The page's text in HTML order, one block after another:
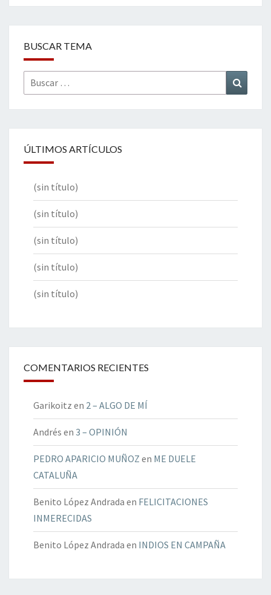
BUSCAR TEMA
Buscar
por:
ÚLTIMOS ARTÍCULOS
(sin título)
(sin título)
(sin título)
(sin título)
(sin título)
COMENTARIOS RECIENTES
Garikoitz en 2 – ALGO DE MÍ
Andrés en 3 – OPINIÓN
PEDRO APARICIO MUÑOZ en ME DUELE
CATALUÑA
Benito López Andrada en FELICITACIONES
INMERECIDAS
Benito López Andrada en INDIOS EN CAMPAÑA